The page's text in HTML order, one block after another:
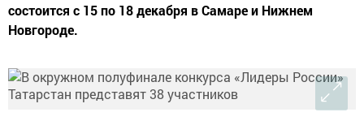
состоится с 15 по 18 декабря в Самаре и Нижнем
Новгороде.